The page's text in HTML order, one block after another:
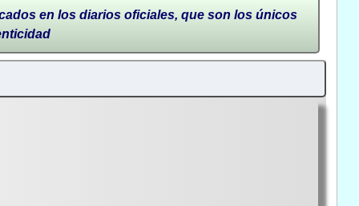
en los diarios oficiales, que son los únicos